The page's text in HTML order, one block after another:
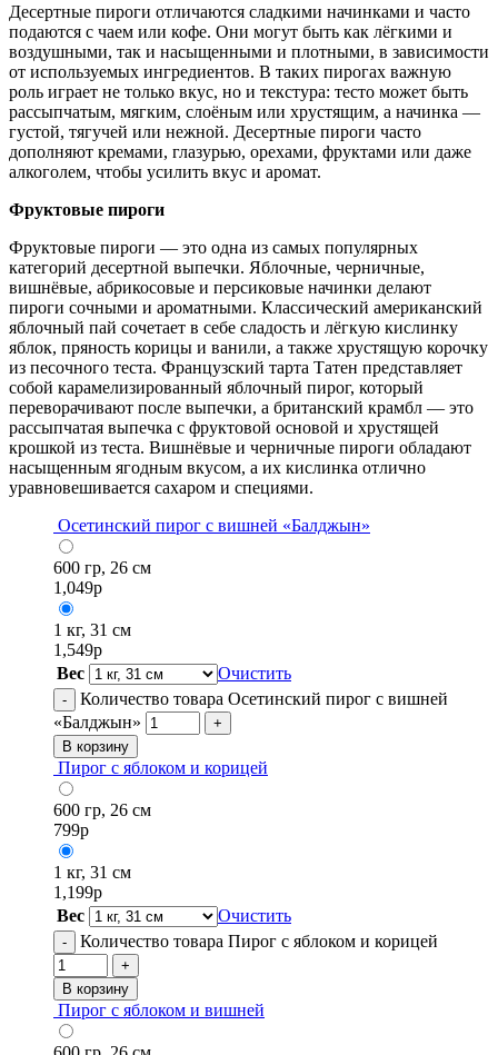
Десертные пироги отличаются сладкими начинками и часто
подаются с чаем или кофе. Они могут быть как лёгкими и
воздушными, так и насыщенными и плотными, в зависимости
от используемых ингредиентов. В таких пирогах важную
роль играет не только вкус, но и текстура: тесто может быть
рассыпчатым, мягким, слоёным или хрустящим, а начинка —
густой, тягучей или нежной. Десертные пироги часто
дополняют кремами, глазурью, орехами, фруктами или даже
алкоголем, чтобы усилить вкус и аромат.
Фруктовые пироги
Фруктовые пироги — это одна из самых популярных
категорий десертной выпечки. Яблочные, черничные,
вишнёвые, абрикосовые и персиковые начинки делают
пироги сочными и ароматными. Классический американский
яблочный пай сочетает в себе сладость и лёгкую кислинку
яблок, пряность корицы и ванили, а также хрустящую корочку
из песочного теста. Французский тарта Татен представляет
собой карамелизированный яблочный пирог, который
переворачивают после выпечки, а британский крамбл — это
рассыпчатая выпечка с фруктовой основой и хрустящей
крошкой из теста. Вишнёвые и черничные пироги обладают
насыщенным ягодным вкусом, а их кислинка отлично
уравновешивается сахаром и специями.
Осетинский пирог с вишней «Балджын»
600 гр, 26 см
1,049р
1 кг, 31 см
1,549р
Вес
Очистить
-
Количество товара Осетинский пирог с вишней
«Балджын»
+
В корзину
Пирог с яблоком и корицей
600 гр, 26 см
799р
1 кг, 31 см
1,199р
Вес
Очистить
- Количество товара Пирог с яблоком и корицей
+
В корзину
Пирог с яблоком и вишней